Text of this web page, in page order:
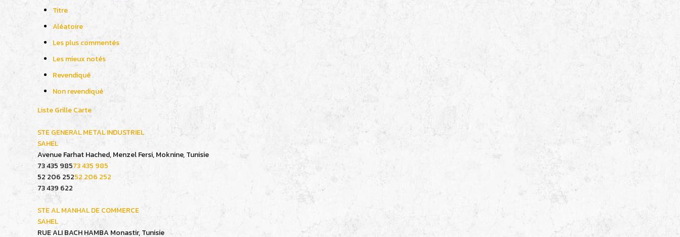
Titre
Aléatoire
Les plus commentés
Les mieux notés
Revendiqué
Non revendiqué
ListeGrilleCarte
STE GENERAL METAL INDUSTRIEL
SAHEL
Avenue Farhat Hached, Menzel Fersi, Moknine, Tunisie
73 435 98573 435 985
52 206 25252 206 252
73 439 622
STE AL MANHAL DE COMMERCE
SAHEL
RUE ALI BACH HAMBA Monastir, Tunisie